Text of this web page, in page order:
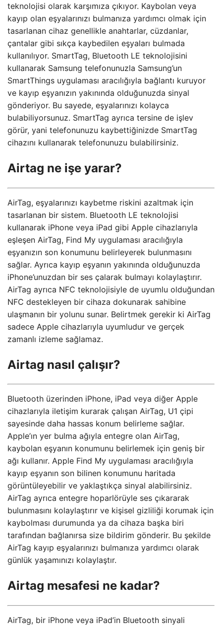
teknolojisi olarak karşımıza çıkıyor. Kaybolan veya
kayıp olan eşyalarınızı bulmanıza yardımcı olmak için
tasarlanan cihaz genellikle anahtarlar, cüzdanlar,
çantalar gibi sıkça kaybedilen eşyaları bulmada
kullanılıyor. SmartTag, Bluetooth LE teknolojisini
kullanarak Samsung telefonunuzla Samsung’un
SmartThings uygulaması aracılığıyla bağlantı kuruyor
ve kayıp eşyanızın yakınında olduğunuzda sinyal
gönderiyor. Bu sayede, eşyalarınızı kolayca
bulabiliyorsunuz. SmartTag ayrıca tersine de işlev
görür, yani telefonunuzu kaybettiğinizde SmartTag
cihazını kullanarak telefonunuzu bulabilirsiniz.
Airtag ne işe yarar?
AirTag, eşyalarınızı kaybetme riskini azaltmak için
tasarlanan bir sistem. Bluetooth LE teknolojisi
kullanarak iPhone veya iPad gibi Apple cihazlarıyla
eşleşen AirTag, Find My uygulaması aracılığıyla
eşyanızın son konumunu belirleyerek bulunmasını
sağlar. Ayrıca kayıp eşyanın yakınında olduğunuzda
iPhone’unuzdan bir ses çalarak bulmayı kolaylaştırır.
AirTag ayrıca NFC teknolojisiyle de uyumlu olduğundan
NFC destekleyen bir cihaza dokunarak sahibine
ulaşmanın bir yolunu sunar. Belirtmek gerekir ki AirTag
sadece Apple cihazlarıyla uyumludur ve gerçek
zamanlı izleme sağlamaz.
Airtag nasıl çalışır?
Bluetooth üzerinden iPhone, iPad veya diğer Apple
cihazlarıyla iletişim kurarak çalışan AirTag, U1 çipi
sayesinde daha hassas konum belirleme sağlar.
Apple’ın yer bulma ağıyla entegre olan AirTag,
kaybolan eşyanın konumunu belirlemek için geniş bir
ağı kullanır. Apple Find My uygulaması aracılığıyla
kayıp eşyanın son bilinen konumunu haritada
görüntüleyebilir ve yaklaştıkça sinyal alabilirsiniz.
AirTag ayrıca entegre hoparlörüyle ses çıkararak
bulunmasını kolaylaştırır ve kişisel gizliliği korumak için
kaybolması durumunda ya da cihaza başka biri
tarafından bağlanırsa size bildirim gönderir. Bu şekilde
AirTag kayıp eşyalarınızı bulmanıza yardımcı olarak
günlük yaşamınızı kolaylaştır.
Airtag mesafesi ne kadar?
AirTag, bir iPhone veya iPad’in Bluetooth sinyali